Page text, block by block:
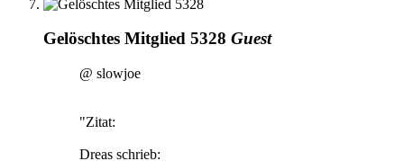
Gelöschtes Mitglied 5328 Guest
@ slowjoe
"Zitat:
Dreas schrieb: